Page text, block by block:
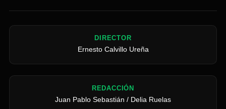
DIRECTOR
Ernesto Calvillo Ureña
REDACCIÓN
Juan Pablo Sebastián / Delia Ruelas